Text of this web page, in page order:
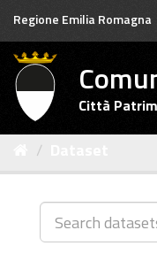
Salta
contenuto
Regione Emilia Romagna
Città